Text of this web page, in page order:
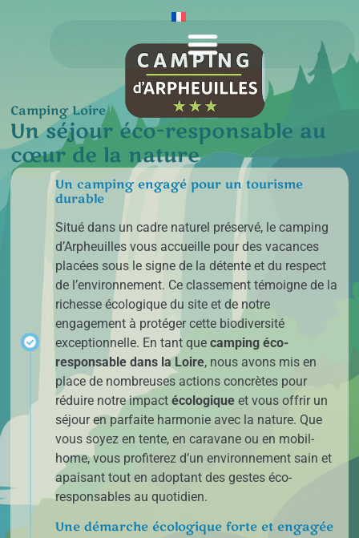
Camping Loire
Un séjour éco-responsable au
cœur de la nature
Un camping engagé pour un tourisme
durable
Situé dans un cadre naturel préservé, lecamping
d’Arpheuilles vous accueille pour des vacances
placées sous le signe de la détente et du respect
de l’environnement. Ce classement témoigne de la
richesse écologique du site et de notre
engagement à protéger cette biodiversité
exceptionnelle. En tant quecamping éco-
responsable dans la Loire, nous avons mis en
place de nombreuses actions concrètes pour
réduire notre impactécologique et vous offrir un
séjour en parfaite harmonie avec la nature. Que
vous soyez en tente, en caravane ou en mobil-
home, vous profiterez d’un environnement sain et
apaisant tout en adoptant des gestes éco-
responsables au quotidien.
Une démarche écologique forte et engagée